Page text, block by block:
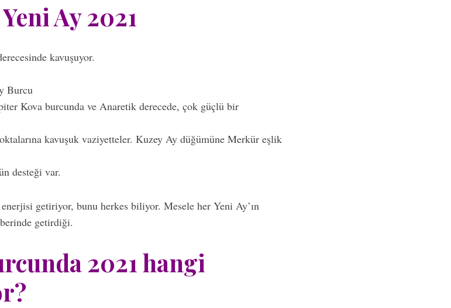
Ay 2021
kavuşuyor.
Burcu
Kova burcunda ve Anaretik derecede, çok güçlü bir
kavuşuk vaziyetteler. Kuzey Ay düğümüne Merkür eşlik
desteği var.
getiriyor, bunu herkes biliyor. Mesele her Yeni Ay’ın
getirdiği.
2021 hangi